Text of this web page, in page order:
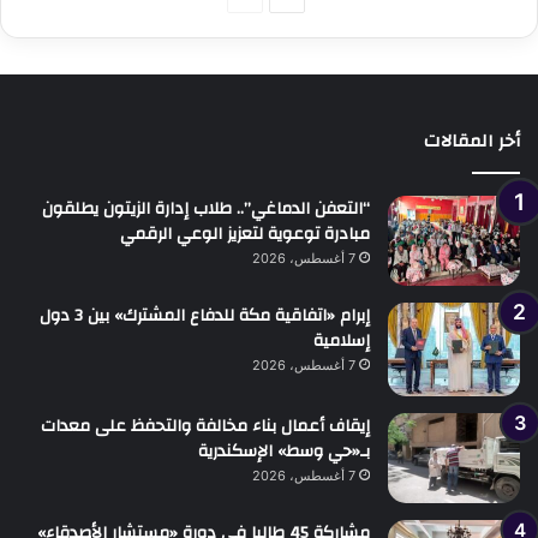
أخر المقالات
“التعفن الدماغي”.. طلاب إدارة الزيتون يطلقون
مبادرة توعوية لتعزيز الوعي الرقمي
7 أغسطس، 2026
إبرام «اتفاقية مكة للدفاع المشترك» بين 3 دول
إسلامية
7 أغسطس، 2026
إيقاف أعمال بناء مخالفة والتحفظ على معدات
بـ«حي وسط» الإسكندرية
7 أغسطس، 2026